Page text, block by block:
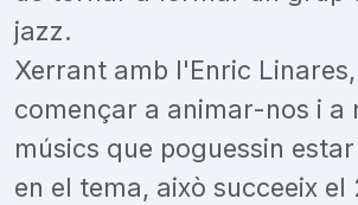
jazz.
Xerrant amb l'Enric
començar a animar-nos i a
músics que poguessin
en el tema, això succeeix el